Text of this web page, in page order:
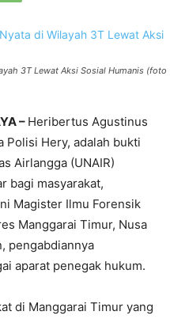
3T Lewat Aksi Sosial Humanis (foto
– Heribertus Agustinus
Polisi Hery, adalah bukti
Airlangga (UNAIR)
bagi masyarakat,
Magister Ilmu Forensik
Manggarai Timur, Nusa
pengabdiannya
aparat penegak hukum.
di Manggarai Timur yang